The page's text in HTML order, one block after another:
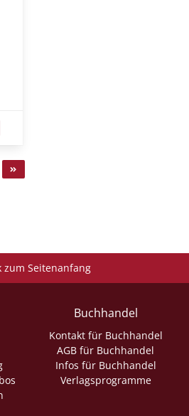
zum Seitenanfang
Buchhandel
Kontakt für Buchhandel
AGB für Buchhandel
Infos für Buchhandel
Verlagsprogramme